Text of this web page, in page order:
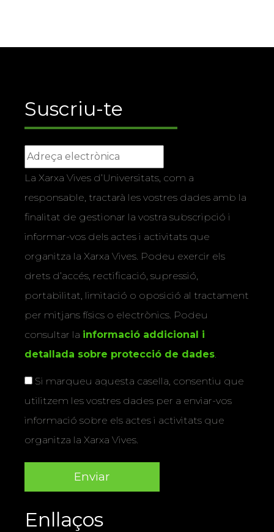
Suscriu-te
La Xarxa Vives d’Universitats, com a
responsable, tractarà les vostres dades amb la
finalitat de gestionar la vostra subscripció i
informar-vos dels actes i activitats que
organitza la Xarxa Vives. Podeu exercir els
drets d’accés, rectificació, supressió,
portabilitat, limitació o oposició al tractament
per mitjans físics o electrònics. Podeu
consultar la informació addicional i
detallada sobre protecció de dades.
Si marqueu aquesta casella, consentiu que
utilitzem les vostres dades per a enviar-vos
informació sobre els actes i activitats que
organitza la Xarxa Vives.
Enllaços